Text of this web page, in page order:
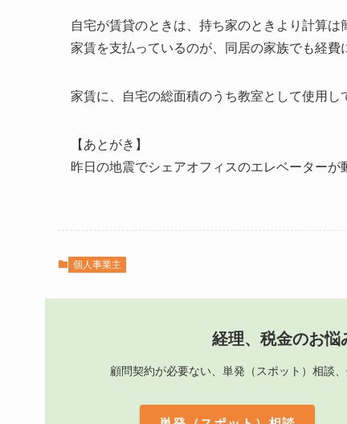
自宅が賃貸のときは、持ち家のときより計算は
家賃を支払っているのが、同居の家族でも経費
家賃に、自宅の総面積のうち教室として使用し
【あとがき】
昨日の地震でシェアオフィスのエレベーターが
個人事業主
経理、税金のお悩
顧問契約が必要ない、単発（スポット）相談